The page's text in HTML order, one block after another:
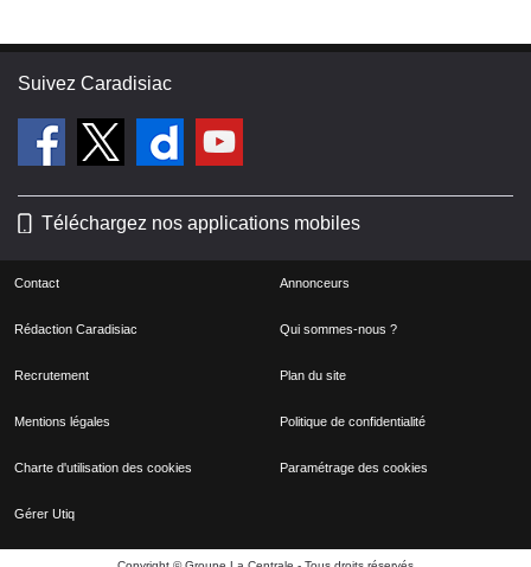
Suivez Caradisiac
Téléchargez nos applications mobiles
Contact Annonceurs
Rédaction Caradisiac Qui sommes-nous ?
Recrutement Plan du site
Mentions légales Politique de confidentialité
Charte d'utilisation des cookies Paramétrage des cookies
Gérer Utiq